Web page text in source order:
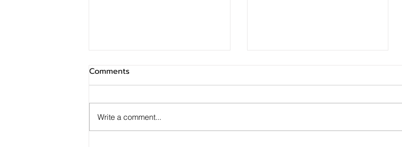
Comments
Write a comment...